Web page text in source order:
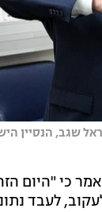
שגב, הנסיין
כי "היום
לעבד